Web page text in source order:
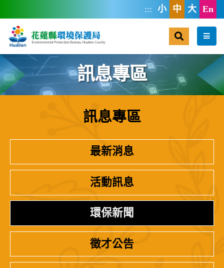
::: 小 中 大 En
選單
訊息專區
訊息專區
最新消息
活動訊息
環保新聞
徵才公告